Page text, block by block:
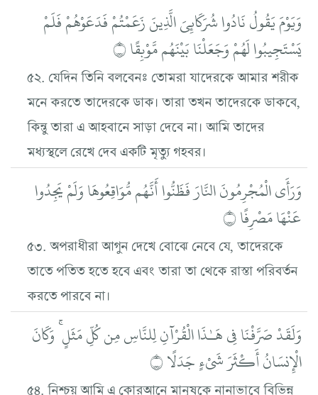
وَيَوْمَ يَقُولُ نَادُوا شُرَكَائِيَ الَّذِينَ زَعَمْتُمْ فَدَعَوْهُمْ فَلَمْ
يَسْتَجِيبُوا لَهُمْ وَجَعَلْنَا بَيْنَهُم مَّوْبِقًا ۝
৫২. যেদিন তিনি বলবেনঃ তোমরা যাদেরকে আমার শরীক
মনে করতে তাদেরকে ডাক। তারা তখন তাদেরকে ডাকবে,
কিন্তু তারা এ আহবানে সাড়া দেবে না। আমি তাদের
মধ্যস্থলে রেখে দেব একটি মৃত্যু গহবর।
وَرَأَى الْمُجْرِمُونَ النَّارَ فَظَنُّوا أَنَّهُم مُّوَاقِعُوهَا وَلَمْ يَجِدُوا
عَنْهَا مَصْرِفًا ۝
৫৩. অপরাধীরা আগুন দেখে বোঝে নেবে যে, তাদেরকে
তাতে পতিত হতে হবে এবং তারা তা থেকে রাস্তা পরিবর্তন
করতে পারবে না।
وَلَقَدْ صَرَّفْنَا فِي هَـٰذَا الْقُرْآنِ لِلنَّاسِ مِن كُلِّ مَثَلٍ ۚ وَكَانَ
الْإِنسَانُ أَكْثَرَ شَيْءٍ جَدَلًا ۝
৫৪. নিশ্চয় আমি এ কোরআনে মানুষকে নানাভাবে বিভিন্ন